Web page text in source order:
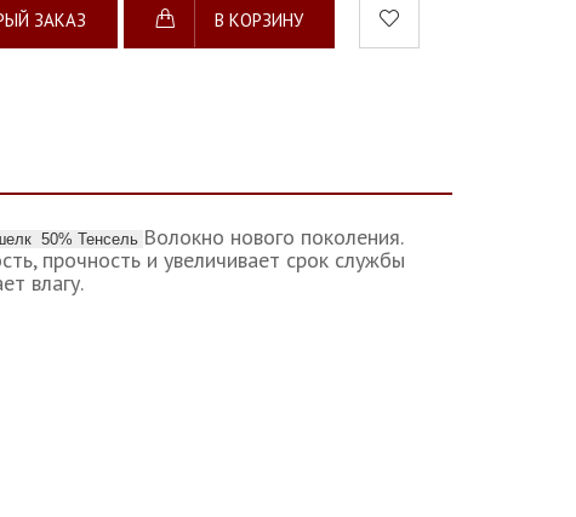
ЗАКАЗ В КОРЗИНУ
50% Тенсель Волокно нового поколения.
прочность и увеличивает срок службы
влагу.